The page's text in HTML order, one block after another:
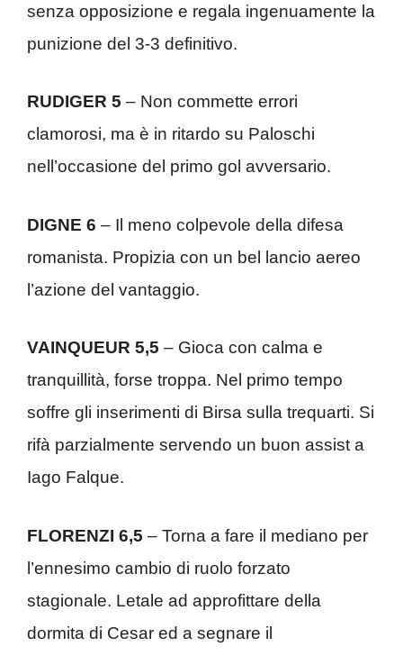
senza opposizione e regala ingenuamente la
punizione del 3-3 definitivo.
RUDIGER 5 – Non commette errori
clamorosi, ma è in ritardo su Paloschi
nell’occasione del primo gol avversario.
DIGNE 6 – Il meno colpevole della difesa
romanista. Propizia con un bel lancio aereo
l’azione del vantaggio.
VAINQUEUR 5,5 – Gioca con calma e
tranquillità, forse troppa. Nel primo tempo
soffre gli inserimenti di Birsa sulla trequarti. Si
rifà parzialmente servendo un buon assist a
Iago Falque.
FLORENZI 6,5 – Torna a fare il mediano per
l’ennesimo cambio di ruolo forzato
stagionale. Letale ad approfittare della
dormita di Cesar ed a segnare il